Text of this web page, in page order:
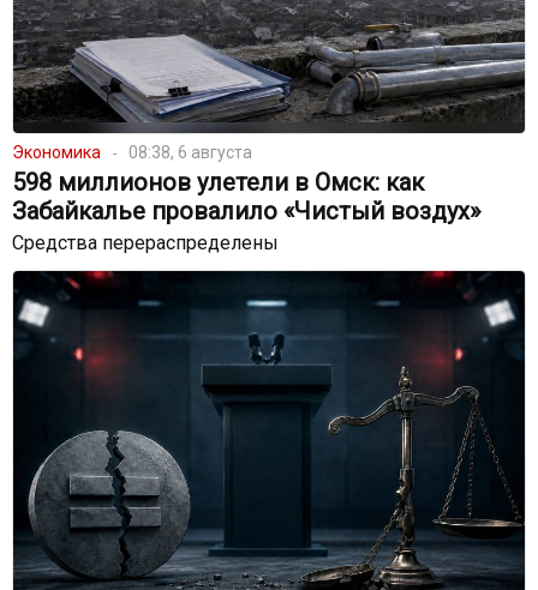
Экономика 08:38, 6 августа
598 миллионов улетели в Омск: как
Забайкалье провалило «Чистый воздух»
Средства перераспределены